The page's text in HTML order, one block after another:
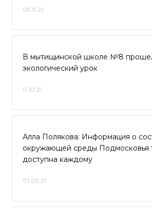
05.11.21
В мытищинской школе №8
экологический урок
11.10.21
Алла Полякова: Информация о
окружающей среды Подмосковья
доступна каждому
01.09.21